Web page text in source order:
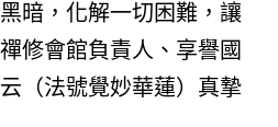
暗，化解一切困難，讓
修會館負責人、享譽國
（法號覺妙華蓮）真摯